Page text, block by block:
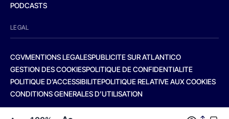
PODCASTS
LEGAL
CGVMENTIONS LEGALESPUBLICITE SUR ATLANTICO
GESTION DES COOKIESPOLITIQUE DE CONFIDENTIALITE
POLITIQUE D’ACCESSIBILITEPOLITIQUE RELATIVE AUX COOKIES
CONDITIONS GENERALES D’UTILISATION